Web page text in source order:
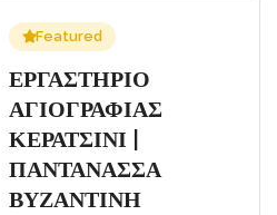
Featured
ΕΡΓΑΣΤΗΡΙΟ
ΑΓΙΟΓΡΑΦΙΑΣ
ΚΕΡΑΤΣΙΝΙ |
ΠΑΝΤΑΝΑΣΣΑ
ΒΥΖΑΝΤΙΝΗ